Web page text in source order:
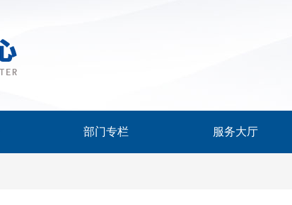
部门专栏 服务大厅